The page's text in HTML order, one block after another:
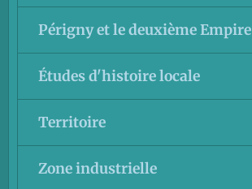
Périgny et le deuxième Empire
Études d'histoire locale
Territoire
Zone industrielle